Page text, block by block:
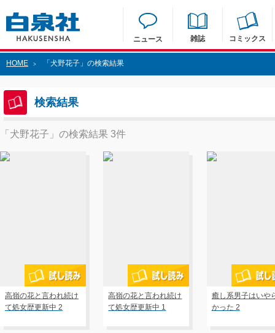
ニュース 雑誌 コミックス
HOME > 「犬野花子」の検索結果
検索結果
「犬野花子」の検索結果 3件
高嶺の花と言われ続け
て処女歴更新中 2
高嶺の花と言われ続け
て処女歴更新中 1
癒し系男子はいや
かった 2